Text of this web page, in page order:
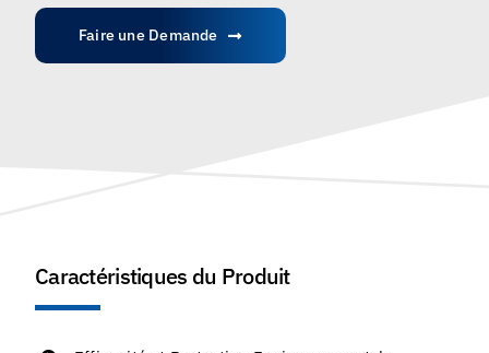
Faire une Demande
Caractéristiques du Produit